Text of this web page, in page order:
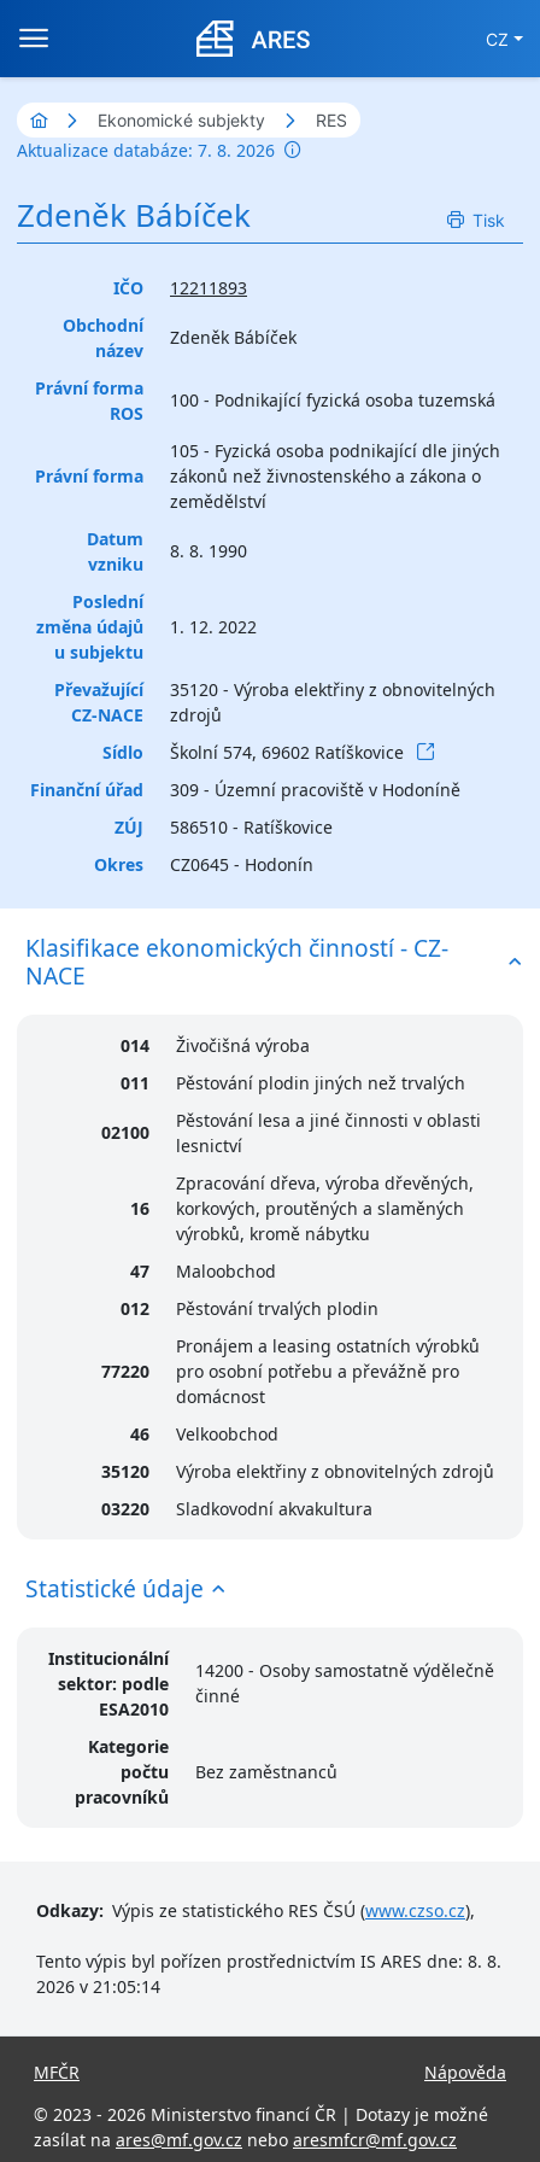
CZ
Ekonomické subjekty RES
Aktualizace databáze: 7. 8. 2026
Zdeněk Bábíček Tisk
IČO
12211893
Obchodní
název
Zdeněk Bábíček
Právní forma
ROS
100 - Podnikající fyzická osoba tuzemská
Právní forma
105 - Fyzická osoba podnikající dle jiných
zákonů než živnostenského a zákona o
zemědělství
Datum
vzniku
8. 8. 1990
Poslední
změna údajů
u subjektu
1. 12. 2022
Převažující
CZ-NACE
35120 - Výroba elektřiny z obnovitelných
zdrojů
Sídlo
Školní 574, 69602 Ratíškovice
Finanční úřad
309 - Územní pracoviště v Hodoníně
ZÚJ
586510 - Ratíškovice
Okres
CZ0645 - Hodonín
Klasifikace ekonomických činností - CZ-
NACE
014
Živočišná výroba
011
Pěstování plodin jiných než trvalých
02100
Pěstování lesa a jiné činnosti v oblasti
lesnictví
16
Zpracování dřeva, výroba dřevěných,
korkových, proutěných a slaměných
výrobků, kromě nábytku
47
Maloobchod
012
Pěstování trvalých plodin
77220
Pronájem a leasing ostatních výrobků
pro osobní potřebu a převážně pro
domácnost
46
Velkoobchod
35120
Výroba elektřiny z obnovitelných zdrojů
03220
Sladkovodní akvakultura
Statistické údaje
Institucionální
sektor: podle
ESA2010
14200 - Osoby samostatně výdělečně
činné
Kategorie
počtu
pracovníků
Bez zaměstnanců
Odkazy: Výpis ze statistického RES ČSÚ (www.czso.cz),
Tento výpis byl pořízen prostřednictvím IS ARES dne: 8. 8.
2026 v 21:05:14
MFČR
Nápověda
© 2023 - 2026 Ministerstvo financí ČR | Dotazy je možné
zasílat na ares@mf.gov.cz nebo aresmfcr@mf.gov.cz